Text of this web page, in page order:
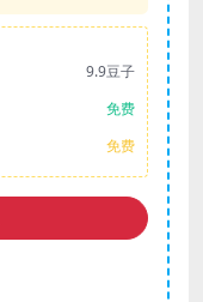
9.9豆子
免费
免费